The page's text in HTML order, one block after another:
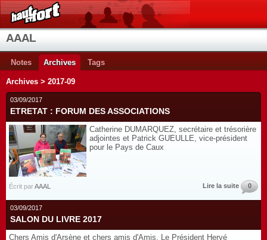
AAAL
Notes Archives Tags
Archives > 2017-09
03/09/2017
ETRETAT : FORUM DES ASSOCIATIONS
Catherine DUMARQUEZ, secrétaire et trésorière
adjointes et Patrick GUEULLE, vice-président
pour le Pays de Caux
Écrit parAAAL Lire la suite 0
03/09/2017
SALON DU LIVRE 2017
Chers Amis d'Arsène et chers amis d'Amis, Le Président Hervé